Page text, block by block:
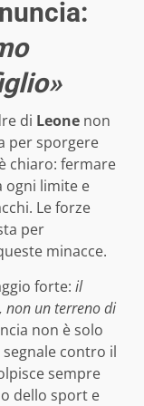
di Leone non
per sporgere
chiaro: fermare
ogni limite e
Le forze
per
minacce.
forte: il
non un terreno di
non è solo
contro il
sempre
dello sport e